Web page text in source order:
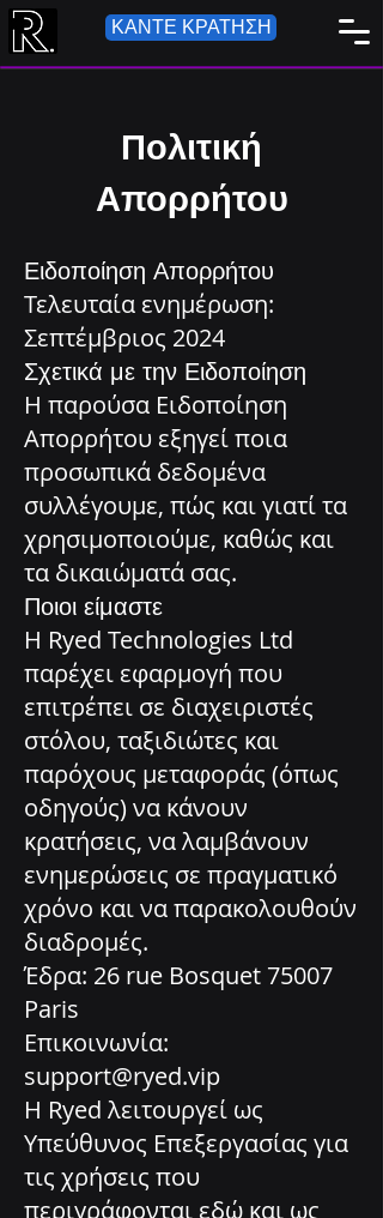
ΚΑΝΤΕ ΚΡΑΤΗΣΗ
Πολιτική
Απορρήτου
Ειδοποίηση Απορρήτου
Τελευταία ενημέρωση:
Σεπτέμβριος 2024
Σχετικά με την Ειδοποίηση
Η παρούσα Ειδοποίηση
Απορρήτου εξηγεί ποια
προσωπικά δεδομένα
συλλέγουμε, πώς και γιατί τα
χρησιμοποιούμε, καθώς και
τα δικαιώματά σας.
Ποιοι είμαστε
Η Ryed Technologies Ltd
παρέχει εφαρμογή που
επιτρέπει σε διαχειριστές
στόλου, ταξιδιώτες και
παρόχους μεταφοράς (όπως
οδηγούς) να κάνουν
κρατήσεις, να λαμβάνουν
ενημερώσεις σε πραγματικό
χρόνο και να παρακολουθούν
διαδρομές.
Έδρα: 26 rue Bosquet 75007
Paris
Επικοινωνία:
support@ryed.vip
Η Ryed λειτουργεί ως
Υπεύθυνος Επεξεργασίας για
τις χρήσεις που
περιγράφονται εδώ και ως